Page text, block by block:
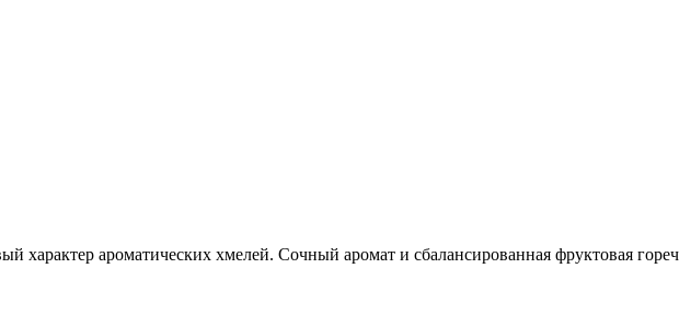
характер ароматических хмелей. Сочный аромат и сбалансированная фруктовая